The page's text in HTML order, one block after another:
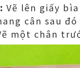
Vẽ lên giấy
cân sau
một chân